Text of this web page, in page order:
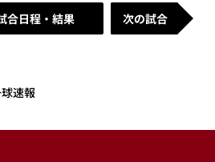
合日程・結果 次の試合
速報